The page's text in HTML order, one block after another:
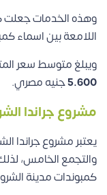
وهذه الخدمات جعلت
اللامعة بين اسماء
ويبلغ متوسط سعر
5.600جنيه مصري.
مشروع جراندا
يعتبر مشروع جراندا
والتجمع الخامس،
كمبوندات مدينة